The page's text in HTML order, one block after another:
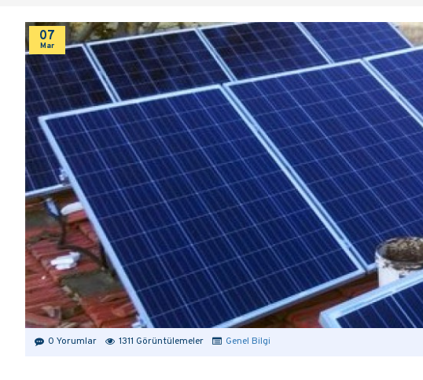
07
Mar
0 Yorumlar 1311 Görüntülemeler Genel Bilgi